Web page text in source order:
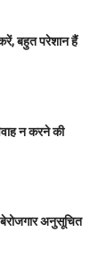
बहुत परेशान हैं
न करने की
अनुसूचित